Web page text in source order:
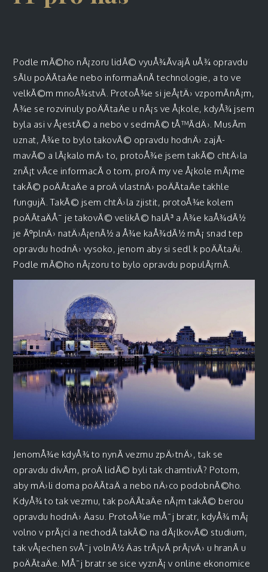
Podle mÃ©ho nÃ¡zoru lidÃ© vyuÅ¾Ã­vajÃ­ uÅ¾ opravdu
sÃ­lu poÄÃ­taÄe nebo informaÄnÃ­ technologie, a to ve
velkÃ©m mnoÅ¾stvÃ­. ProtoÅ¾e si jeÅ¡tÄ› vzpomÃ­nÃ¡m,
Å¾e se rozvinuly poÄÃ­taÄe u nÃ¡s ve Å¡kole, kdyÅ¾ jsem
byla asi v Å¡estÃ© a nebo v sedmÃ© tÅ™Ã­dÄ›. MusÃ­m
uznat, Å¾e to bylo takovÃ© opravdu hodnÄ› zajÃ­
mavÃ© a lÃ¡kalo mÄ› to, protoÅ¾e jsem takÃ© chtÄ›la
znÃ¡t vÃ­ce informacÃ­ o tom, proÄ my ve Å¡kole mÃ¡me
takÃ© poÄÃ­taÄe a proÄ vlastnÄ› poÄÃ­taÄe takhle
fungujÃ­. TakÃ© jsem chtÄ›la zjistit, protoÅ¾e kolem
poÄÃ­taÄÅ¯ je takovÃ© velikÃ© halÃ³ a Å¾e kaÅ¾dÃ½
je ÃºplnÄ› natÄ›Å¡enÃ½ a Å¾e kaÅ¾dÃ½ mÃ¡ snad tep
opravdu hodnÄ› vysoko, jenom aby si sedl k poÄÃ­taÄi.
Podle mÃ©ho nÃ¡zoru to bylo opravdu populÃ¡rnÃ­.
JenomÅ¾e kdyÅ¾ to nynÃ­ vezmu zpÄ›tnÄ›, tak se
opravdu divÃ­m, proÄ lidÃ© byli tak chamtivÃ­? Potom,
aby mÄ›li doma poÄÃ­taÄ a nebo nÄ›co podobnÃ©ho.
KdyÅ¾ to tak vezmu, tak poÄÃ­taÄe nÃ¡m takÃ© berou
opravdu hodnÄ› Äasu. ProtoÅ¾e mÅ¯j bratr, kdyÅ¾ mÃ¡
volno v prÃ¡ci a nechodÃ­ takÃ© na dÃ¡lkovÃ© studium,
tak vÅ¡echen svÅ¯j volnÃ½ Äas trÃ¡vÃ­ prÃ¡vÄ› u hranÃ­ u
poÄÃ­taÄe. MÅ¯j bratr se sice vyznÃ¡ v online ekonomice